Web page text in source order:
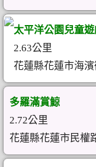
太平洋公園兒童
2.63公里
花蓮縣花蓮市海
多羅滿賞鯨
2.72公里
花蓮縣花蓮市民權